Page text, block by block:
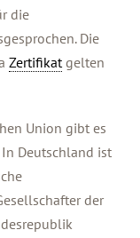
die
Die
Zertifikatgelten
Union gibt es
Deutschland ist
der